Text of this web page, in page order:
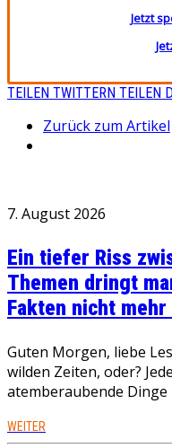
Jetzt
TEILEN TWITTERN TEILEN
Zurück zum Artikel
7. August 2026
Ein tiefer Riss
Themen dringt
Fakten nicht mehr
Guten Morgen, liebe
wilden Zeiten, oder?
atemberaubende
WEITER